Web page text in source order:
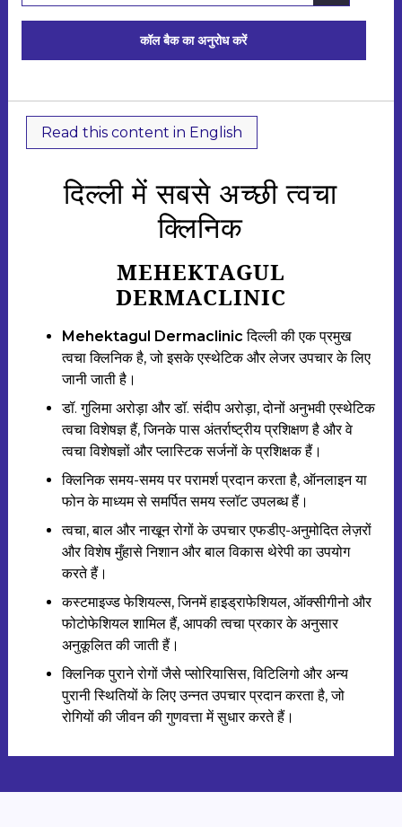
कॉल बैक का अनुरोध करें
Read this content in English
दिल्ली में सबसे अच्छी त्वचा
क्लिनिक
MEHEKTAGUL
DERMACLINIC
Mehektagul Dermaclinicदिल्ली की एक प्रमुख
त्वचा क्लिनिक है, जो इसके एस्थेटिक और लेजर उपचार के लिए
जानी जाती है।
डॉ. गुलिमा अरोड़ा और डॉ. संदीप अरोड़ा, दोनों अनुभवी एस्थेटिक
त्वचा विशेषज्ञ हैं, जिनके पास अंतर्राष्ट्रीय प्रशिक्षण है और वे
त्वचा विशेषज्ञों और प्लास्टिक सर्जनों के प्रशिक्षक हैं।
क्लिनिक समय-समय पर परामर्श प्रदान करता है, ऑनलाइन या
फोन के माध्यम से समर्पित समय स्लॉट उपलब्ध हैं।
त्वचा, बाल और नाखून रोगों के उपचार एफडीए-अनुमोदित लेज़रों
और विशेष मुँहासे निशान और बाल विकास थेरेपी का उपयोग
करते हैं।
कस्टमाइज्ड फेशियल्स, जिनमें हाइड्राफेशियल, ऑक्सीगीनो और
फोटोफेशियल शामिल हैं, आपकी त्वचा प्रकार के अनुसार
अनुकूलित की जाती हैं।
क्लिनिक पुराने रोगों जैसे प्सोरियासिस, विटिलिगो और अन्य
पुरानी स्थितियों के लिए उन्नत उपचार प्रदान करता है, जो
रोगियों की जीवन की गुणवत्ता में सुधार करते हैं।